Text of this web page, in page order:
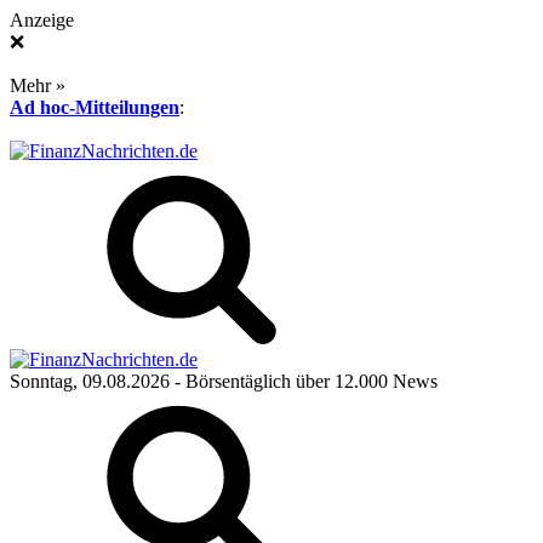
Anzeige
❌
Mehr »
Ad hoc-Mitteilungen:
Sonntag, 09.08.2026 - Börsentäglich über 12.000 News